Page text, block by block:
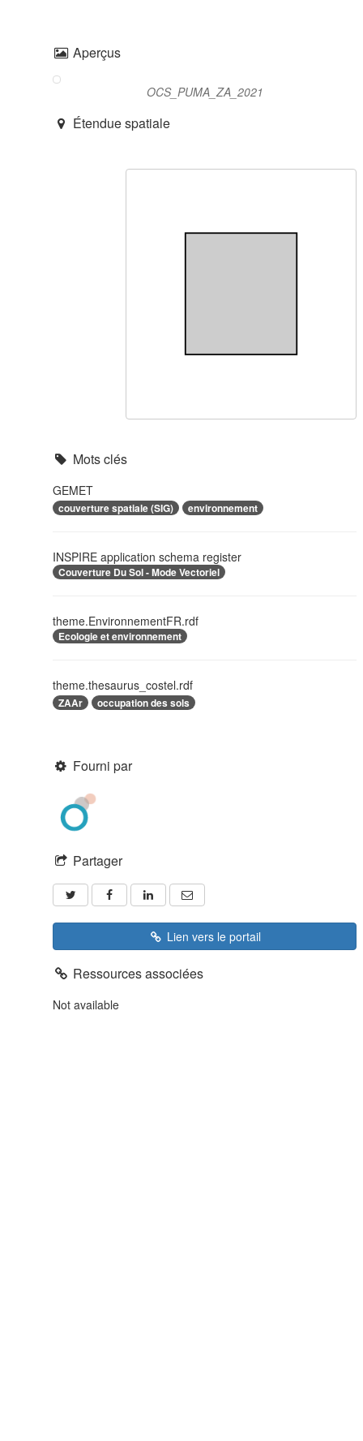
Aperçus
OCS_PUMA_ZA_2021
Étendue spatiale
Mots clés
GEMET
couverture spatiale (SIG) environnement
INSPIRE application schema register
Couverture Du Sol - Mode Vectoriel
theme.EnvironnementFR.rdf
Ecologie et environnement
theme.thesaurus_costel.rdf
ZAAr occupation des sols
Fourni par
Partager
Lien vers le portail
Ressources associées
Not available